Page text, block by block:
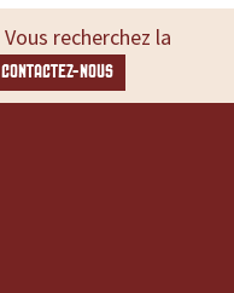
Vous recherchez la
CONTACTEZ-NOUS